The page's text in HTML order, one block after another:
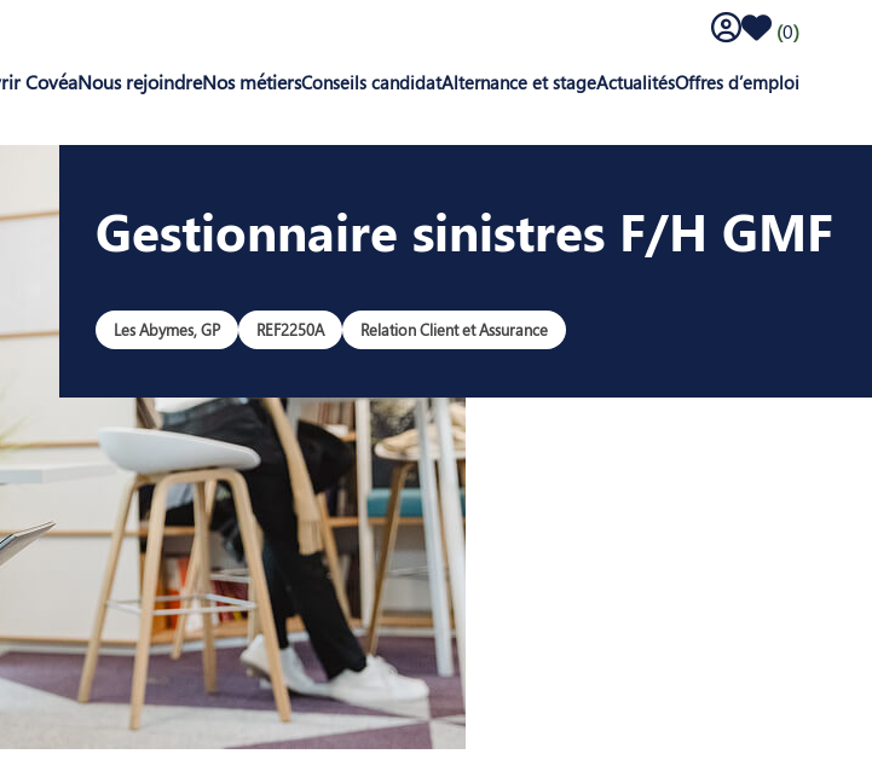
Log in to theSaved offers
(0)
CovéaNous rejoindreNos métiersConseils candidatAlternance et stageActualitésOffres d’emploi
Gestionnaire sinistres F/H GMF
Relation Client et Assurance
Les Abymes, GP REF2250A